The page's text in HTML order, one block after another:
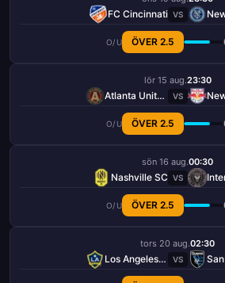
FC Cincinnati VS
O/U ÖVER 2.5
lör 15 aug.23:30
Atlanta United FC VS
O/U ÖVER 2.5
sön 16 aug.00:30
Nashville SC VS
O/U ÖVER 2.5
tors 20 aug.02:30
Los Angeles Galaxy VS